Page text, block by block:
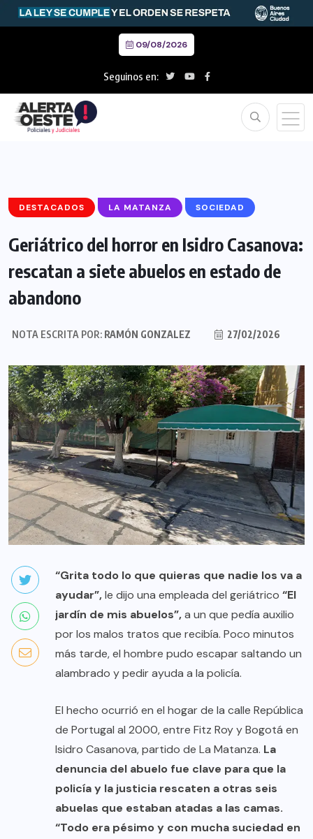
09/08/2026
Seguinos en:
DESTACADOS LA MATANZA SOCIEDAD
Geriátrico del horror en Isidro Casanova:
rescatan a siete abuelos en estado de
abandono
NOTA ESCRITA POR: RAMÓN GONZALEZ 27/02/2026
“Grita todo lo que quieras que nadie los va a
ayudar”,le dijo una empleada del geriátrico “El
jardín de mis abuelos”,a un que pedía auxilio
por los malos tratos que recibía. Poco minutos
más tarde, el hombre pudo escapar saltando un
alambrado y pedir ayuda a la policía.
El hecho ocurrió en el hogar de la calle República
de Portugal al 2000, entre Fitz Roy y Bogotá en
Isidro Casanova, partido de La Matanza. La
denuncia del abuelo fue clave para que la
policía y la justicia rescaten a otras seis
abuelas que estaban atadas a las camas.
“Todo era pésimo y con mucha suciedad en